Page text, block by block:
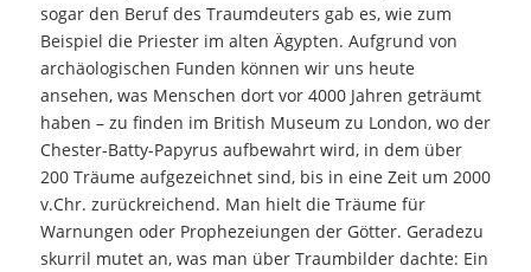
sogar den Beruf des Traumdeuters gab es, wie zum
Beispiel die Priester im alten Ägypten. Aufgrund von
archäologischen Funden können wir uns heute
ansehen, was Menschen dort vor 4000 Jahren geträumt
haben – zu finden im British Museum zu London, wo der
Chester-Batty-Papyrus aufbewahrt wird, in dem über
200 Träume aufgezeichnet sind, bis in eine Zeit um 2000
v.Chr. zurückreichend. Man hielt die Träume für
Warnungen oder Prophezeiungen der Götter. Geradezu
skurril mutet an, was man über Traumbilder dachte: Ein